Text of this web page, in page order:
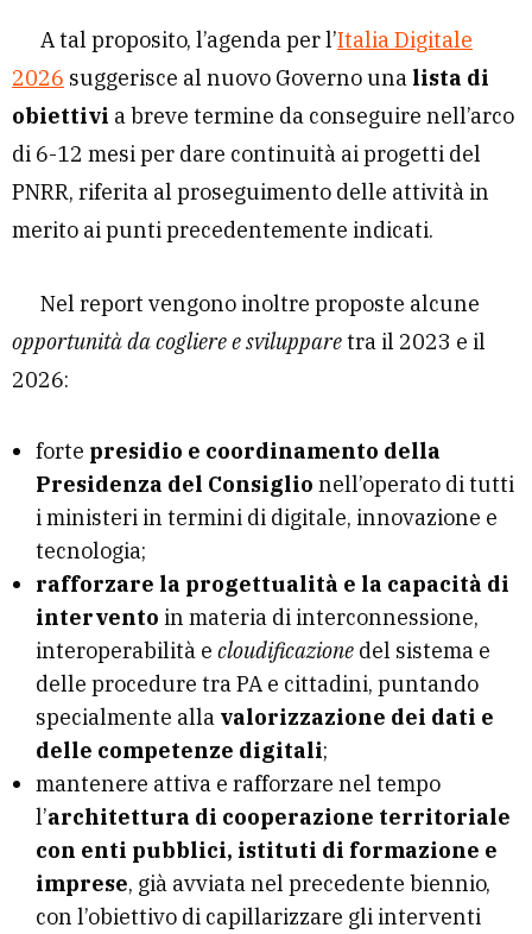
A tal proposito, l’agenda per l’Italia Digitale
2026 suggerisce al nuovo Governo una lista di
obiettivi a breve termine da conseguire nell’arco
di 6-12 mesi per dare continuità ai progetti del
PNRR, riferita al proseguimento delle attività in
merito ai punti precedentemente indicati.
Nel report vengono inoltre proposte alcune
opportunità da cogliere e svilupparetra il 2023 e il
2026:
forte presidio e coordinamento della
Presidenza del Consiglio nell’operato di tutti
i ministeri in termini di digitale, innovazione e
tecnologia;
rafforzare la progettualità e la capacità di
intervento in materia di interconnessione,
interoperabilità e cloudificazione del sistema e
delle procedure tra PA e cittadini, puntando
specialmente alla valorizzazione dei dati e
delle competenze digitali;
mantenere attiva e rafforzare nel tempo
l’architettura di cooperazione territoriale
con enti pubblici, istituti di formazione e
imprese, già avviata nel precedente biennio,
con l’obiettivo di capillarizzare gli interventi